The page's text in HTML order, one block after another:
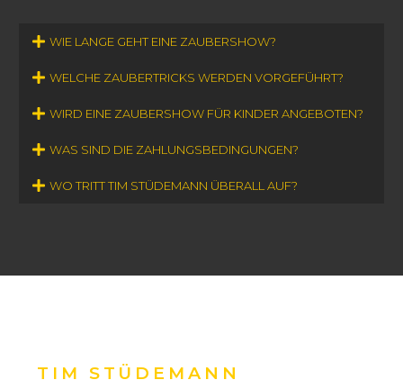
WIE LANGE GEHT EINE ZAUBERSHOW?
WELCHE ZAUBERTRICKS WERDEN VORGEFÜHRT?
WIRD EINE ZAUBERSHOW FÜR KINDER ANGEBOTEN?
WAS SIND DIE ZAHLUNGSBEDINGUNGEN?
WO TRITT TIM STÜDEMANN ÜBERALL AUF?
TIM STÜDEMANN